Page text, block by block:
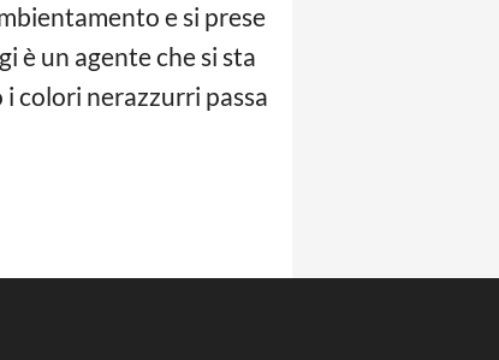
e si prese
è un agente che si sta
colori nerazzurri passa